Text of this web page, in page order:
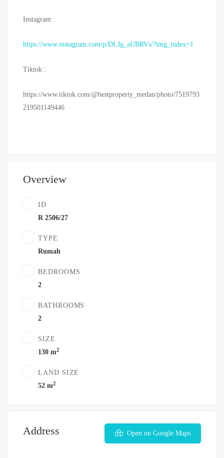
Instagram :
https://www.instagram.com/p/DLJg_aUBRVs/?img_index=1
Tiktok :
https://www.tiktok.com/@bestproperty_medan/photo/7519793
219501149446
Overview
ID
R 2506/27
TYPE
Rumah
BEDROOMS
2
BATHROOMS
2
SIZE
130 m2
LAND SIZE
52 m2
Address Open on Google Maps